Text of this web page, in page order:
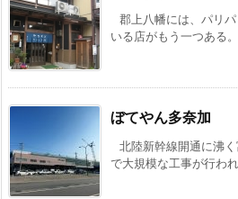
郡上八幡には、パリ
いる店がもう一つある
ぼてやん多奈加
北陸新幹線開通に沸
で大規模な工事が行わ